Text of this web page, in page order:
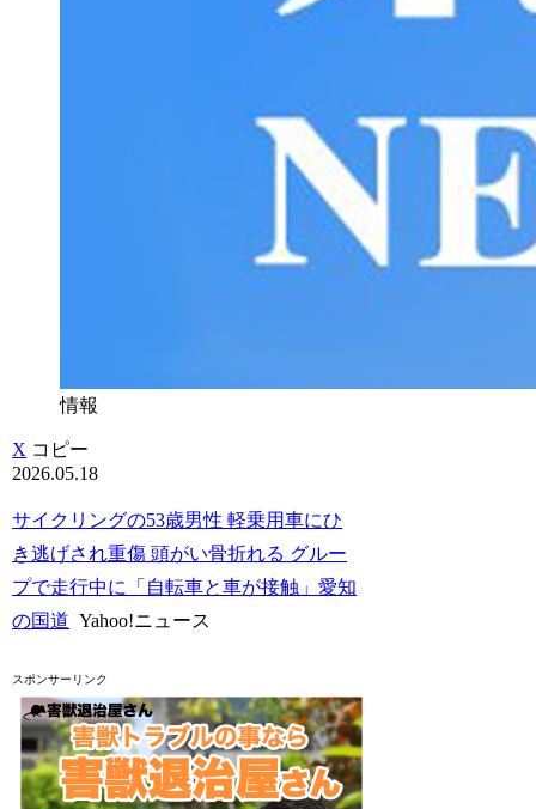
情報
X コピー
2026.05.18
サイクリングの53歳男性 軽乗用車にひ
き逃げされ重傷 頭がい骨折れる グルー
プで走行中に「自転車と車が接触」愛知
の国道 Yahoo!ニュース
スポンサーリンク